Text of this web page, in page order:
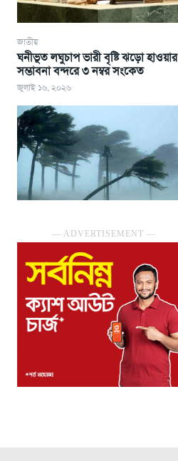
জাতীয়
ঘনীভূত লঘুচাপ ভারী বৃষ্টি ঝড়ো হাওয়ার
সম্ভাবনা বন্দরে ৩ নম্বর সংকেত
জুলাই ১৬, ২০২৬
― ADVERTISEMENT ―